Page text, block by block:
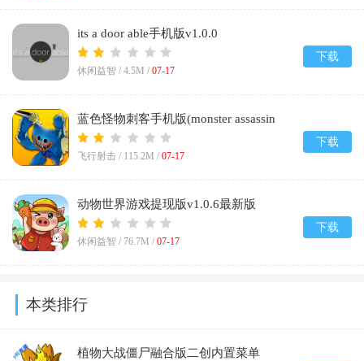
its a door able手机版v1.0.0
休闲益智 / 4.5M / 07-17
下载
蓝色怪物刺客手机版(monster assassin
games)v1.0.0
飞行射击 / 115.2M / 07-17
下载
动物世界游戏提现版v1.0.6最新版
休闲益智 / 76.7M / 07-17
下载
本类排行
植物大战僵尸融合版二创内置菜单